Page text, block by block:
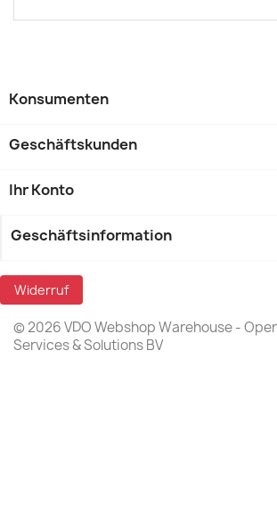
Konsumenten
Geschäftskunden
Ihr Konto
Geschäftsinformation
Widerruf
© 2026 VDO Webshop Warehouse -
Services & Solutions BV